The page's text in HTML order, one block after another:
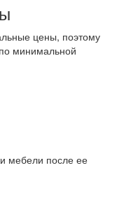
цены, поэтому
минимальной
мебели после ее